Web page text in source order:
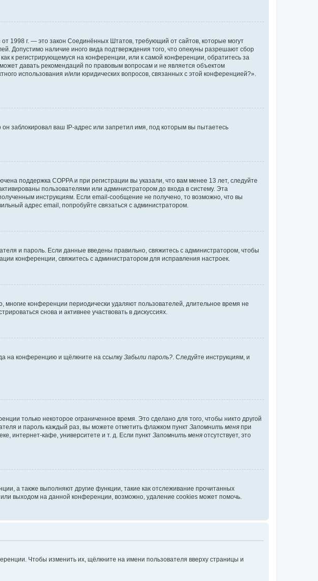
1998 г. — это закон Соединённых Штатов, требующий от сайтов, которые могут
Допустимо наличие иного вида подтверждения того, что опекуны разрешают сбор
к регистрирующемуся на конференции, или к самой конференции, обратитесь за
давать рекомендаций по правовым вопросам и не является объектом
использования и/или юридических вопросов, связанных с этой конференцией?».
заблокировал ваш IP-адрес или запретил имя, под которым вы пытаетесь
поддержка COPPA и при регистрации вы указали, что вам менее 13 лет, следуйте
пользователями или администратором до входа в систему. Эта
инструкциям. Если email-сообщение не получено, то возможно, что вы
адрес email, попробуйте связаться с администратором.
и пароль. Если данные введены правильно, свяжитесь с администратором, чтобы
конференции, свяжитесь с администратором для исправления настроек.
многие конференции периодически удаляют пользователей, длительное время не
снова и активнее участвовать в дискуссиях.
на конференцию и щёлкните на ссылку Забыли пароль? . Следуйте инструкциям, и
только некоторое ограниченное время. Это сделано для того, чтобы никто другой
и пароль каждый раз, вы можете отметить флажком пункт Запомнить меня при
интернет-кафе, университете и т. д. Если пункт Запомнить меня отсутствует, это
а также выполняют другие функции, такие как отслеживание прочитанных
выходом на данной конференции, возможно, удаление cookies может помочь.
Чтобы изменить их, щёлкните на имени пользователя вверху страницы и